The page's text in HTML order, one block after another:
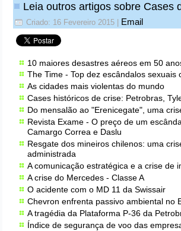
Leia outros artigos sobre Cases
Criado: 16 Fevereiro 2015 Email
10 maiores desastres aéreos em 50
The Time -Top dez escândalos sexuais
As cidades mais violentas do mundo
Cases históricos de crise: Petrobras,
Do mensalão ao "Erenicegate", uma
Revista Exame - O preço de um
Camargo Correa e Daslu
Resgate dos mineiros chilenos: uma
administrada
A comunicação estratégica e a crise de
A crise do Mercedes - Classe A
O acidente com o MD 11 da Swissair
Chevron enfrenta passivo ambiental no
A tragédia da Plataforma P-36 da
Índice de segurança de voo das